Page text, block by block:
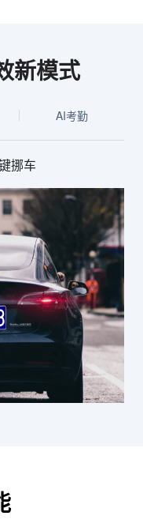
新模式
AI考勤
挪车